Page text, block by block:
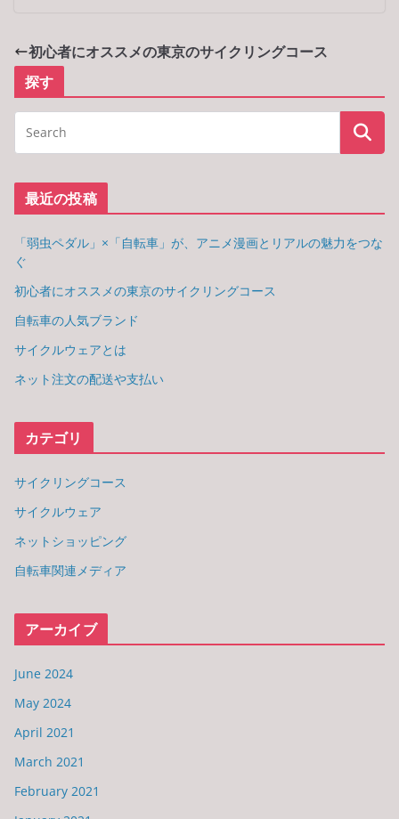
初心者にオススメの東京のサイクリングコース
探す
最近の投稿
「弱虫ペダル」×「自転車」が、アニメ漫画とリアルの魅力をつな
ぐ
初心者にオススメの東京のサイクリングコース
自転車の人気ブランド
サイクルウェアとは
ネット注文の配送や支払い
カテゴリ
サイクリングコース
サイクルウェア
ネットショッピング
自転車関連メディア
アーカイブ
June 2024
May 2024
April 2021
March 2021
February 2021